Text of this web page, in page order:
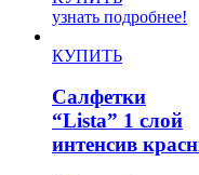
узнать подробнее!
КУПИТЬ
Салфетки
“Lista” 1 слой
интенсив